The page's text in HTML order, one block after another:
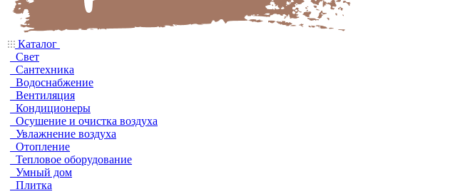
Каталог
Свет
Сантехника
Водоснабжение
Вентиляция
Кондиционеры
Осушение и очистка воздуха
Увлажнение воздуха
Отопление
Тепловое оборудование
Умный дом
Плитка